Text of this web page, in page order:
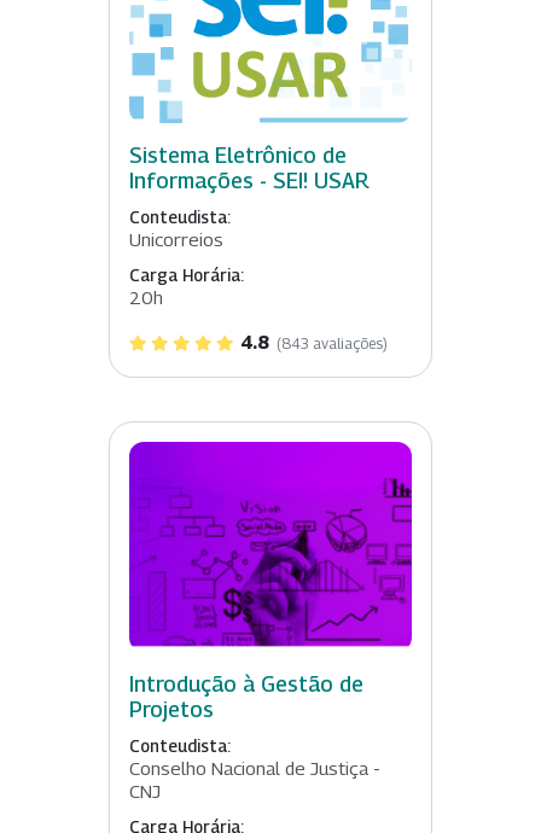
Sistema Eletrônico de
Informações - SEI! USAR
Conteudista:
Unicorreios
Carga Horária:
20h
4.8 (843 avaliações)
Introdução à Gestão de
Projetos
Conteudista:
Conselho Nacional de Justiça -
CNJ
Carga Horária: